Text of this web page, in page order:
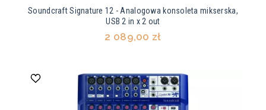
Soundcraft Signature 12 - Analogowa konsoleta mikserska,
USB 2 in x 2 out
2 089,00 zł